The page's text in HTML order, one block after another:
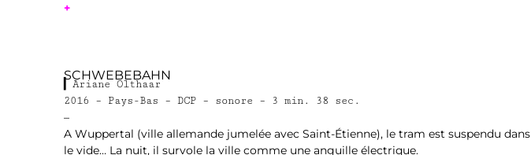
+
SCHWEBEBAHN
▎Ariane Olthaar
2016 – Pays-Bas – DCP – sonore – 3 min. 38 sec.
–
A Wuppertal (ville allemande jumelée avec Saint-Étienne), le tram est suspendu dans
le vide… La nuit, il survole la ville comme une anguille électrique.